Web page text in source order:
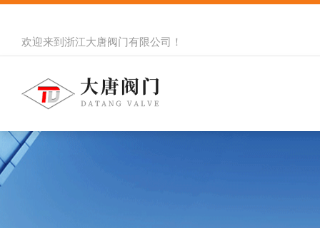
欢迎来到 浙江大唐阀门有限公司 ！